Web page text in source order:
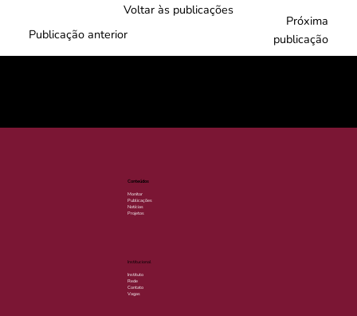
Voltar às publicações
Publicação anterior
Próxima
publicação
Conteúdos
Monitor
Publicações
Notícias
Projetos
Institucional
Instituto
Rede
Contato
Vagas